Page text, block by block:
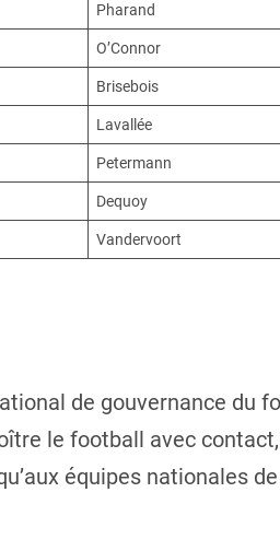
Pharand
O’Connor
Brisebois
Lavallée
Petermann
Dequoy
Vandervoort
de gouvernance du
le football avec
équipes nationales